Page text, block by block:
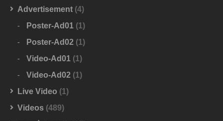
Advertisement (4)
Poster-Ad01 (1)
Poster-Ad02 (1)
Video-Ad01 (1)
Video-Ad02 (1)
Live Video (1)
Videos (489)